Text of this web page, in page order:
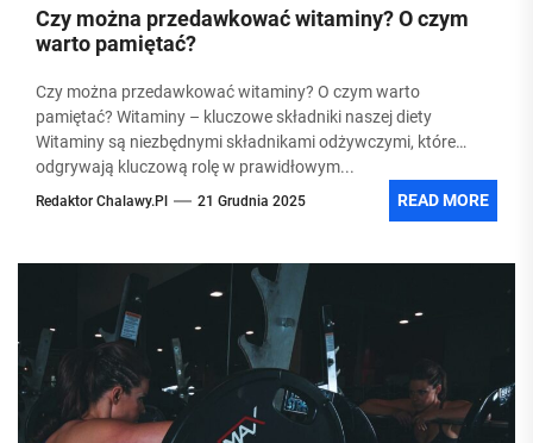
Czy można przedawkować witaminy? O czym
warto pamiętać?
Czy można przedawkować witaminy? O czym warto
pamiętać? Witaminy – kluczowe składniki naszej diety
Witaminy są niezbędnymi składnikami odżywczymi, które
odgrywają kluczową rolę w prawidłowym...
Redaktor Chalawy.pl 21 Grudnia 2025 READ MORE